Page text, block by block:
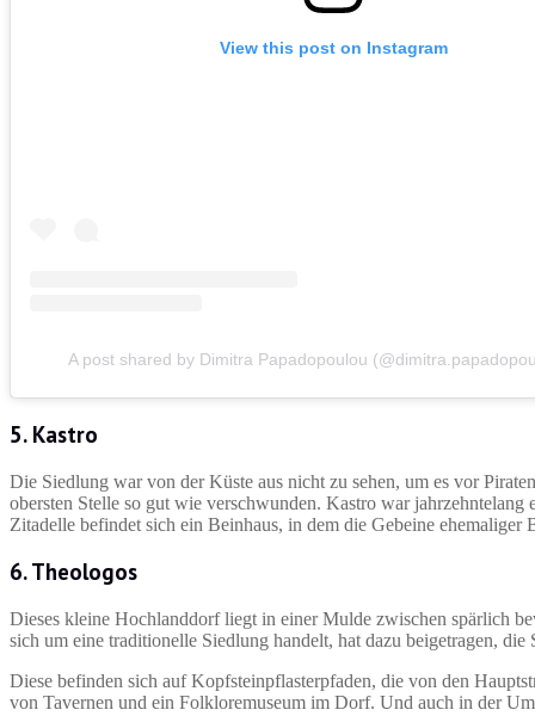
View this post on Instagram
A post shared by Dimitra Papadopoulou
5. Kastro
Die Siedlung war von der Küste aus nicht zu sehen, um es vor
obersten Stelle so gut wie verschwunden. Kastro war
Zitadelle befindet sich ein Beinhaus, in dem die Gebeine ehemaliger
6. Theologos
Dieses kleine Hochlanddorf liegt in einer Mulde zwischen spärlich
sich um eine traditionelle Siedlung handelt, hat dazu beigetragen,
Diese befinden sich auf Kopfsteinpflasterpfaden, die von den
von Tavernen und ein Folkloremuseum im Dorf. Und auch in der